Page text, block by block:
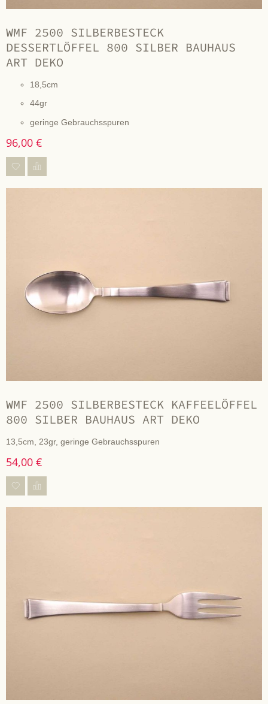
WMF 2500 SILBERBESTECK
DESSERTLÖFFEL 800 SILBER BAUHAUS
ART DEKO
18,5cm
44gr
geringe Gebrauchsspuren
96,00 €
WMF 2500 SILBERBESTECK KAFFEELÖFFEL
800 SILBER BAUHAUS ART DEKO
13,5cm, 23gr, geringe Gebrauchsspuren
54,00 €